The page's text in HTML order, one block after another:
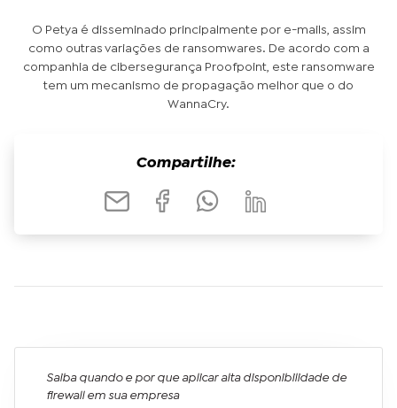
O Petya é disseminado principalmente por e-mails, assim
como outras variações de ransomwares. De acordo com a
companhia de cibersegurança Proofpoint, este ransomware
tem um mecanismo de propagação melhor que o do
WannaCry.
Compartilhe:
Saiba quando e por que aplicar alta disponibilidade de
firewall em sua empresa